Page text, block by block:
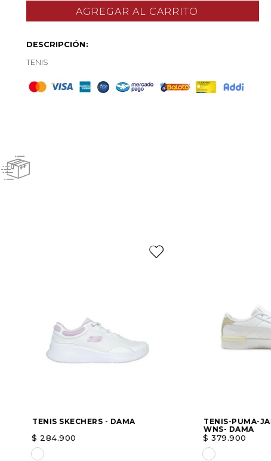
DESCRIPCIÓN
TENIS
TENIS SKECHERS - DAMA
$ 284.900
TENIS-PUMA-
WNS- DAMA
$ 379.900